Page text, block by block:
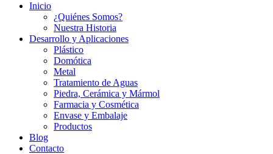
Inicio
¿Quiénes Somos?
Nuestra Historia
Desarrollo y Aplicaciones
Plástico
Domótica
Metal
Tratamiento de Aguas
Piedra, Cerámica y Mármol
Farmacia y Cosmética
Envase y Embalaje
Productos
Blog
Contacto